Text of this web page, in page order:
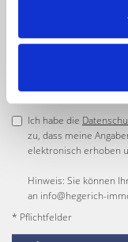
Ich habe die
zu, dass meine
elektronisch erhoben
Hinweis: Sie können
an info@hegerich-
* Pflichtfelder